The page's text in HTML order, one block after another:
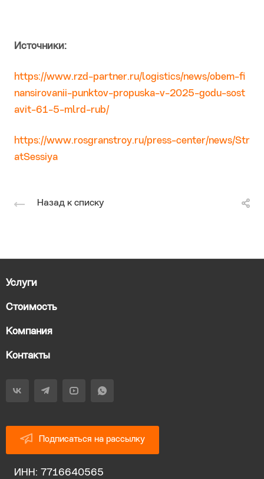
Источники:
https://www.rzd-partner.ru/logistics/news/obem-fi
nansirovanii-punktov-propuska-v-2025-godu-sost
avit-61-5-mlrd-rub/
https://www.rosgranstroy.ru/press-center/news/Str
atSessiya
Назад к списку
Услуги
Стоимость
Компания
Контакты
Подписаться на рассылку
ИНН: 7716640565